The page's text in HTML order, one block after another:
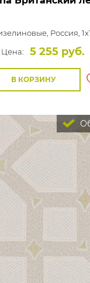
Россия,
Цена:
5 255 руб.
В КОРЗИНУ